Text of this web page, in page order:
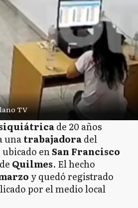
TV
de 20 años
unatrabajadoradel
ubicado enSan Francisco
Quilmes. El hecho
y quedó registrado
por el medio local